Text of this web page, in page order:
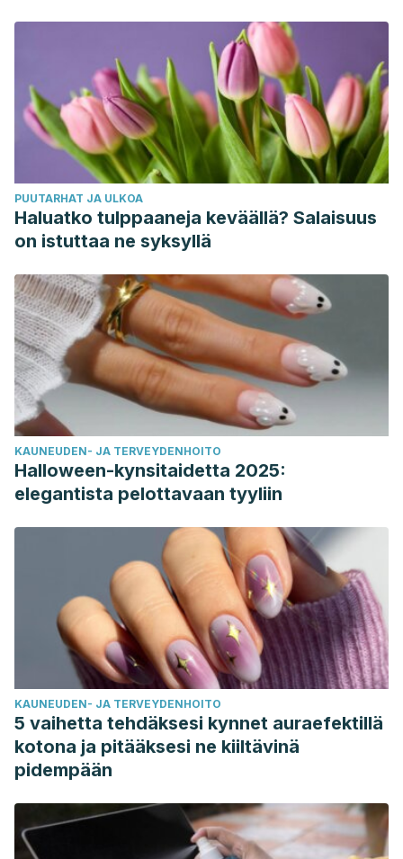
PUUTARHAT JA ULKOA
Haluatko tulppaaneja keväällä? Salaisuus
on istuttaa ne syksyllä
KAUNEUDEN- JA TERVEYDENHOITO
Halloween-kynsitaidetta 2025:
elegantista pelottavaan tyyliin
KAUNEUDEN- JA TERVEYDENHOITO
5 vaihetta tehdäksesi kynnet auraefektillä
kotona ja pitääksesi ne kiiltävinä
pidempään